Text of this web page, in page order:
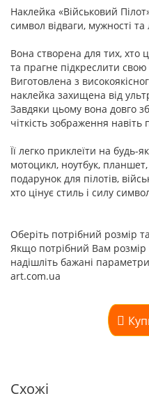
Наклейка «Військовий
символ відваги, мужності
Вона створена для тих, хто
та прагне підкреслити свою
Виготовлена з
наклейка захищена від
Завдяки цьому вона довго
чіткість зображення
Її легко приклеїти на будь-
мотоцикл, ноутбук,
подарунок для пілотів,
хто цінує стиль і силу
Оберіть потрібний розмір
Якщо потрібний Вам розмір
надішліть бажані
art.com.ua
Схожі